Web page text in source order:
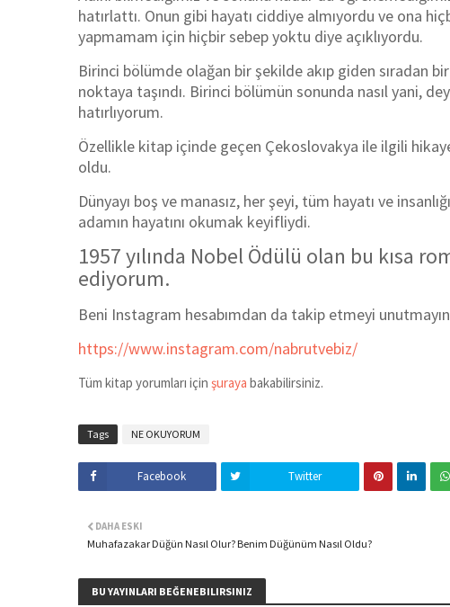
hatırlattı. Onun gibi hayatı ciddiye almıyordu ve ona
yapmamam için hiçbir sebep yoktu diye açıklıyordu.
Birinci bölümde olağan bir şekilde akıp giden sıradan
noktaya taşındı. Birinci bölümün sonunda nasıl yani,
hatırlıyorum.
Özellikle kitap içinde geçen Çekoslovakya ile ilgili
oldu.
Dünyayı boş ve manasız, her şeyi, tüm hayatı ve
adamın hayatını okumak keyifliydi.
1957 yılında Nobel Ödülü olan bu kısa
ediyorum.
Beni Instagram hesabımdan da takip etmeyi
https://www.instagram.com/nabrutvebiz/
Tüm kitap yorumları için şuraya bakabilirsiniz.
Tags NE OKUYORUM
Facebook Twitter
DAHA ESKI
Muhafazakar Düğün Nasıl Olur? Benim Düğünüm Nasıl Oldu?
BU YAYINLARI BEĞENEBILIRSINIZ